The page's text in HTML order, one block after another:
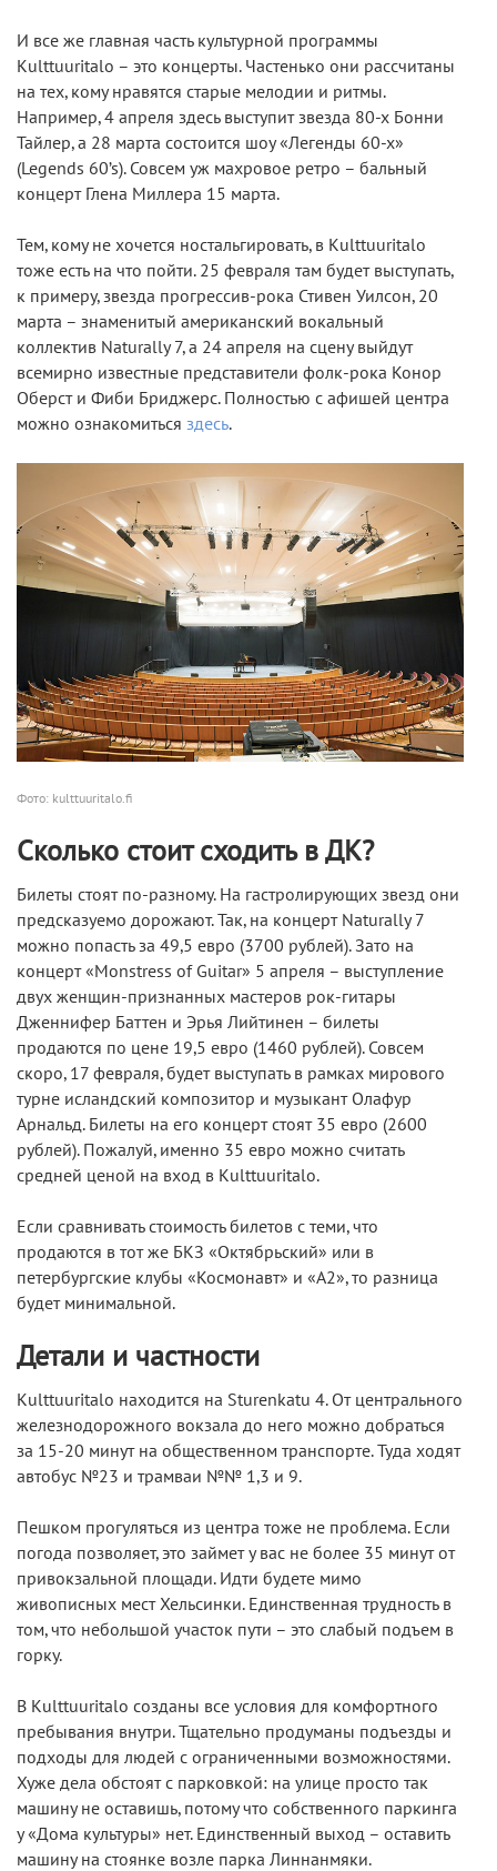
И все же главная часть культурной программы
Kulttuuritalo – это концерты. Частенько они рассчитаны
на тех, кому нравятся старые мелодии и ритмы.
Например, 4 апреля здесь выступит звезда 80-х Бонни
Тайлер, а 28 марта состоится шоу «Легенды 60-х»
(Legends 60’s). Совсем уж махровое ретро – бальный
концерт Глена Миллера 15 марта.
Тем, кому не хочется ностальгировать, в Kulttuuritalo
тоже есть на что пойти. 25 февраля там будет выступать,
к примеру, звезда прогрессив-рока Стивен Уилсон, 20
марта – знаменитый американский вокальный
коллектив Naturally 7, а 24 апреля на сцену выйдут
всемирно известные представители фолк-рока Конор
Оберст и Фиби Бриджерс. Полностью с афишей центра
можно ознакомиться здесь.
Фото: kulttuuritalo.fi
Сколько стоит сходить в ДК?
Билеты стоят по-разному. На гастролирующих звезд они
предсказуемо дорожают. Так, на концерт Naturally 7
можно попасть за 49,5 евро (3700 рублей). Зато на
концерт «Monstress of Guitar» 5 апреля – выступление
двух женщин-признанных мастеров рок-гитары
Дженнифер Баттен и Эрья Лийтинен – билеты
продаются по цене 19,5 евро (1460 рублей). Совсем
скоро, 17 февраля, будет выступать в рамках мирового
турне исландский композитор и музыкант Олафур
Арнальд. Билеты на его концерт стоят 35 евро (2600
рублей). Пожалуй, именно 35 евро можно считать
средней ценой на вход в Kulttuuritalo.
Если сравнивать стоимость билетов с теми, что
продаются в тот же БКЗ «Октябрьский» или в
петербургские клубы «Космонавт» и «А2», то разница
будет минимальной.
Детали и частности
Kulttuuritalo находится на Sturenkatu 4. От центрального
железнодорожного вокзала до него можно добраться
за 15-20 минут на общественном транспорте. Туда ходят
автобус №23 и трамваи №№ 1,3 и 9.
Пешком прогуляться из центра тоже не проблема. Если
погода позволяет, это займет у вас не более 35 минут от
привокзальной площади. Идти будете мимо
живописных мест Хельсинки. Единственная трудность в
том, что небольшой участок пути – это слабый подъем в
горку.
В Kulttuuritalo созданы все условия для комфортного
пребывания внутри. Тщательно продуманы подъезды и
подходы для людей с ограниченными возможностями.
Хуже дела обстоят с парковкой: на улице просто так
машину не оставишь, потому что собственного паркинга
у «Дома культуры» нет. Единственный выход – оставить
машину на стоянке возле парка Линнанмяки.